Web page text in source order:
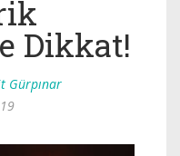
Dikkat!
Gürpınar